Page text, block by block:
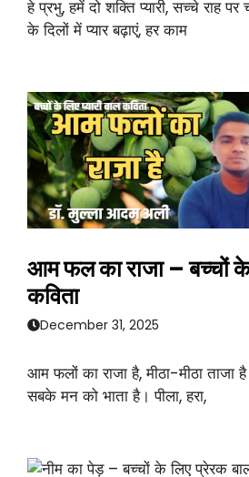
हे प्रभु, हमें दो शक्ति प्यारी, सच्चे राह
के दिलों में प्यार बढ़ाएं, हर काम
आम फल का राजा – बच्चों के
कविता
December 31, 2025
आम फलों का राजा है, मीठा-मीठा ताजा
सबके मन को भाता है। पीला, हरा,